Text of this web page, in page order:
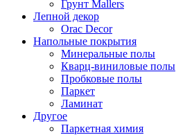
Грунт Mallers
Лепной декор
Orac Decor
Напольные покрытия
Минеральные полы
Кварц-виниловые полы
Пробковые полы
Паркет
Ламинат
Другое
Паркетная химия